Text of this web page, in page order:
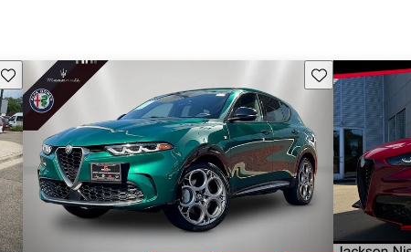
Guarda este Aviso Guarda este Aviso